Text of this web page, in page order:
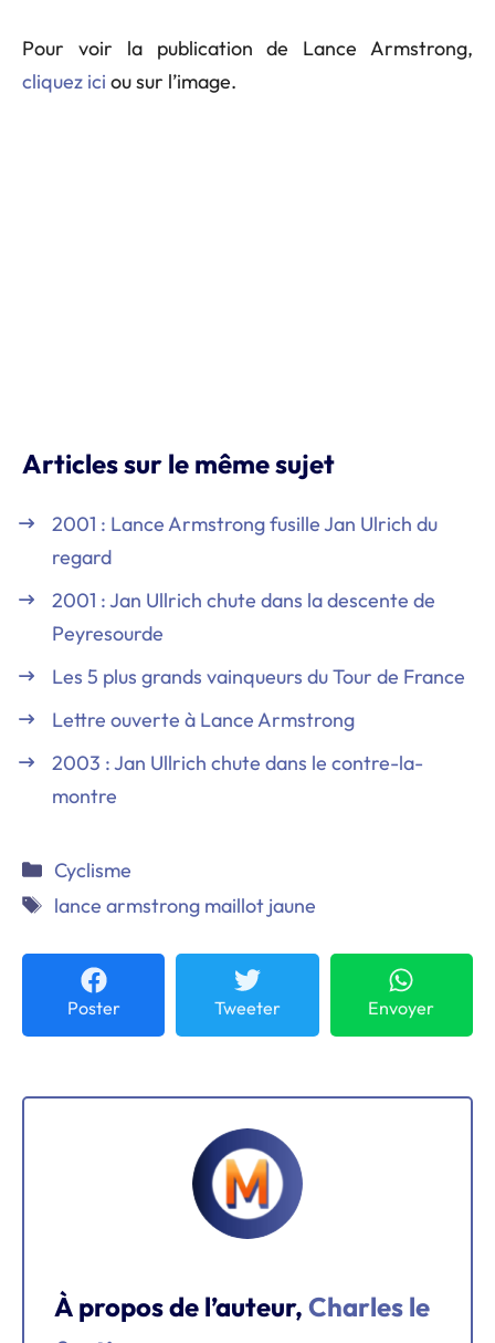
Pour voir la publication de Lance Armstrong,
cliquez ici ou sur l’image.
Articles sur le même sujet
2001 : Lance Armstrong fusille Jan Ulrich du
regard
2001 : Jan Ullrich chute dans la descente de
Peyresourde
Les 5 plus grands vainqueurs du Tour de France
Lettre ouverte à Lance Armstrong
2003 : Jan Ullrich chute dans le contre-la-
montre
Catégories
Cyclisme
Étiquettes
lance armstrong maillot jaune
Poster Tweeter Envoyer
À propos de l’auteur, Charles le